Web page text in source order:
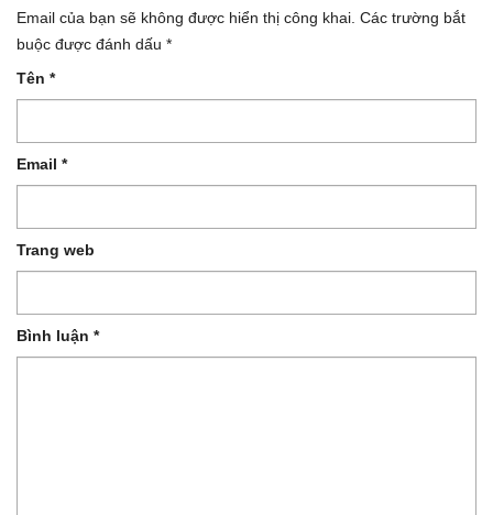
Email của bạn sẽ không được hiển thị công khai. Các trường bắt
buộc được đánh dấu *
Tên *
Email *
Trang web
Bình luận *